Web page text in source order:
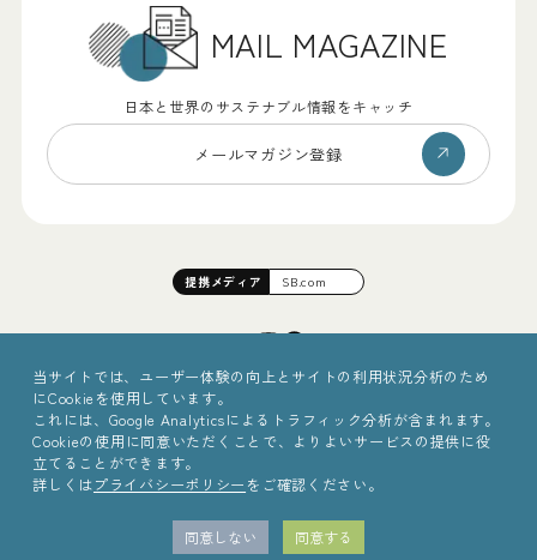
MAIL MAGAZINE
日本と世界のサステナブル情報をキャッチ
メールマガジン登録
©2025 Sinc Inc.
提携メディア SB.com
当サイトでは、ユーザー体験の向上とサイトの利用状況分析のため
にCookieを使用しています。
これには、Google Analyticsによるトラフィック分析が含まれます。
Cookieの使用に同意いただくことで、よりよいサービスの提供に役
立てることができます。
詳しくはプライバシーポリシー をご確認ください。
同意しない 同意する